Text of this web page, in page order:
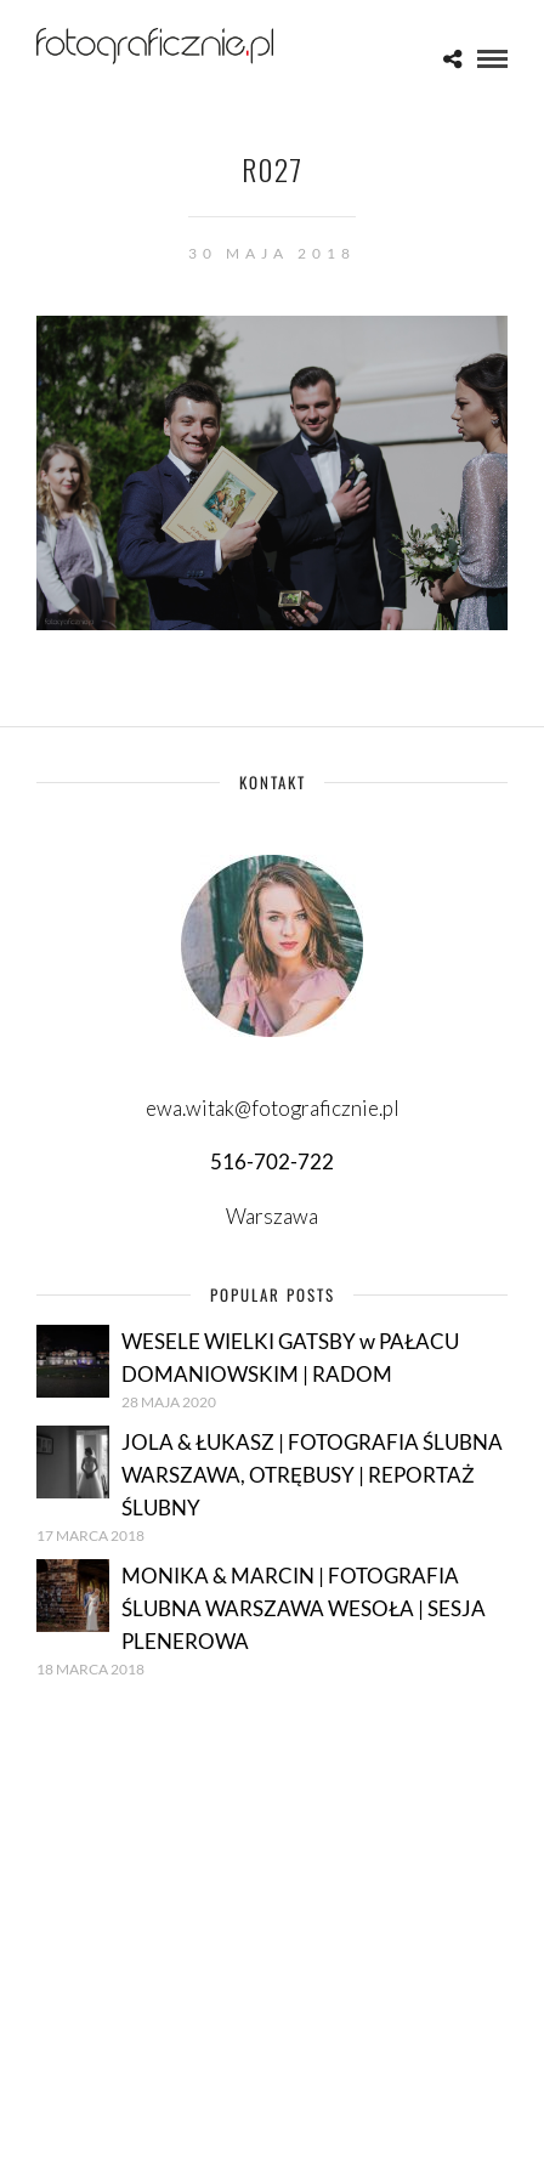
R027
30 MAJA 2018
KONTAKT
ewa.witak@fotograficznie.pl
516-702-722
Warszawa
POPULAR POSTS
WESELE WIELKI GATSBY w PAŁACU
DOMANIOWSKIM | RADOM
28 MAJA 2020
JOLA & ŁUKASZ | FOTOGRAFIA ŚLUBNA
WARSZAWA, OTRĘBUSY | REPORTAŻ
ŚLUBNY
17 MARCA 2018
MONIKA & MARCIN | FOTOGRAFIA
ŚLUBNA WARSZAWA WESOŁA | SESJA
PLENEROWA
18 MARCA 2018